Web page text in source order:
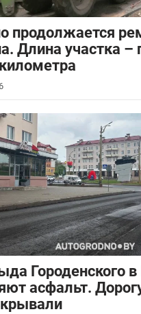
продолжается
Длина участка –
Городенского в
асфальт.